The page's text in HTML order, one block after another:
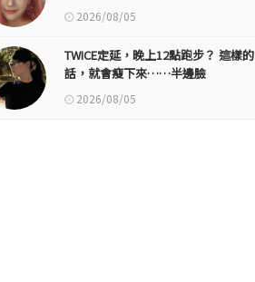
2026/08/05
TWICE定延，晚上12點跑步？ 這樣的
話，就會瘦下來……半邊臉
2026/08/05